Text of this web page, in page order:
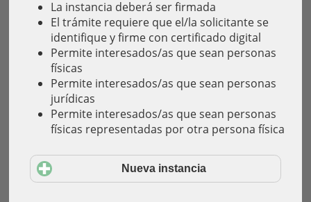
La instancia deberá ser firmada
El trámite requiere que el/la solicitante se
identifique y firme con certificado digital
Permite interesados/as que sean personas
físicas
Permite interesados/as que sean personas
jurídicas
Permite interesados/as que sean personas
físicas representadas por otra persona física
Nueva instancia